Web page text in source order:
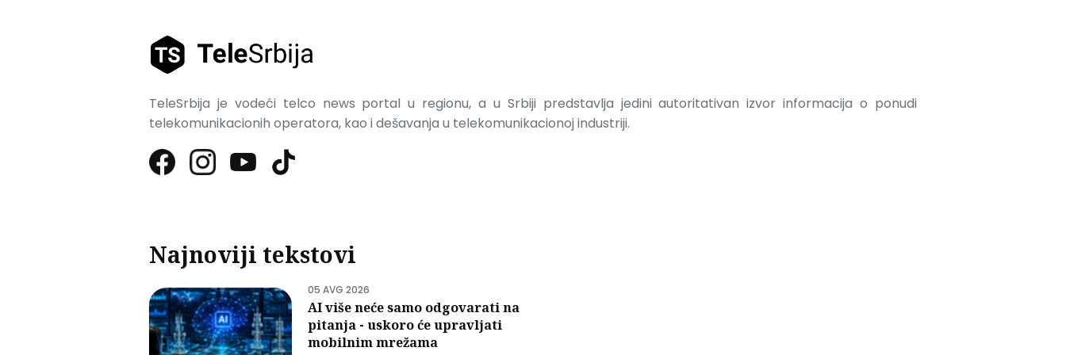
TeleSrbija je vodeći telco news portal u regionu, a u Srbiji predstavlja jedini autoritativan izvor informacija o ponudi
telekomunikacionih operatora, kao i dešavanja u telekomunikacionoj industriji.
Najnoviji tekstovi
05 AVG 2026
AI više neće samo odgovarati na
pitanja - uskoro će upravljati
mobilnim mrežama